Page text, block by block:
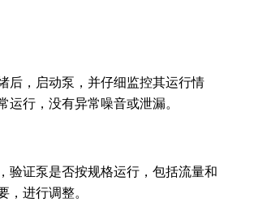
后，启动泵，并仔细监控其运行情
运行，没有异常噪音或泄漏。
验证泵是否按规格运行，包括流量和
，进行调整。